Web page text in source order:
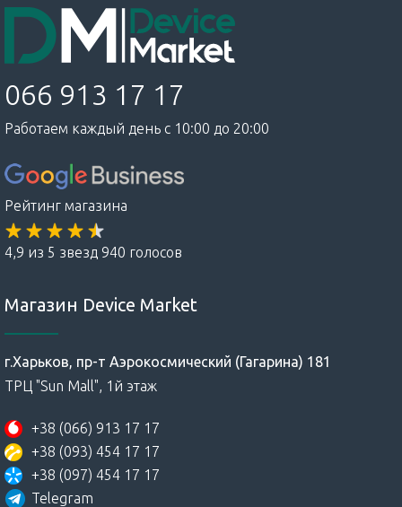
066 913 17 17
Работаем каждый день с 10:00 до 20:00
Рейтинг магазина
4,9 из 5 звезд 940 голосов
Магазин Device Market
г.Харьков, пр-т Аэрокосмический (Гагарина) 181
ТРЦ "Sun Mall", 1й этаж
+38 (066) 913 17 17
+38 (093) 454 17 17
+38 (097) 454 17 17
Telegram